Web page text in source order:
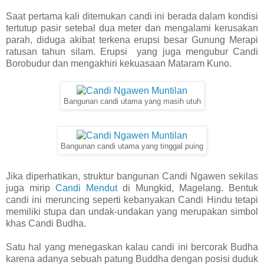
Saat pertama kali ditemukan candi ini berada dalam kondisi
tertutup pasir setebal dua meter dan mengalami kerusakan
parah, diduga akibat terkena erupsi besar Gunung Merapi
ratusan tahun silam. Erupsi yang juga mengubur Candi
Borobudur dan mengakhiri kekuasaan Mataram Kuno.
Bangunan candi utama yang masih utuh
Bangunan candi utama yang tinggal puing
Jika diperhatikan, struktur bangunan Candi Ngawen sekilas
juga mirip Candi Mendutdi Mungkid, Magelang. Bentuk
candi ini meruncing seperti kebanyakan Candi Hindu tetapi
memiliki stupa dan undak-undakan yang merupakan simbol
khas Candi Budha.
Satu hal yang menegaskan kalau candi ini bercorak Budha
karena adanya sebuah patung Buddha dengan posisi duduk